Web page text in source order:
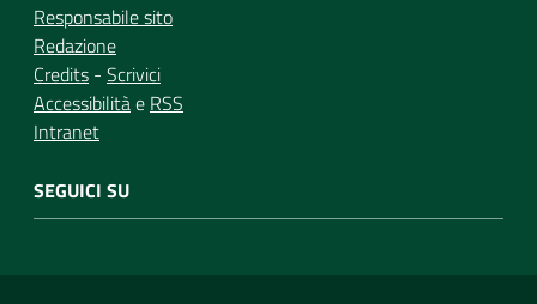
Responsabile sito
Redazione
Credits - Scrivici
Accessibilitàe RSS
Intranet
SEGUICI SU